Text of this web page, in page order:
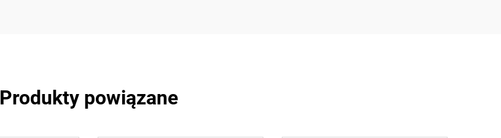
Produkty powiązane